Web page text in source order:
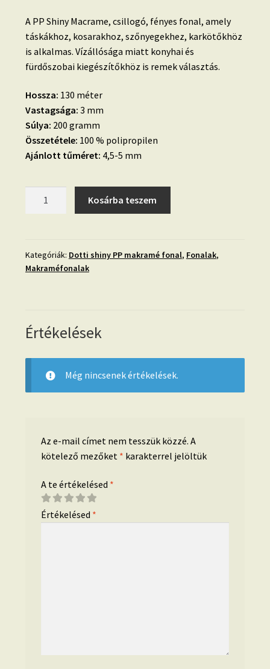
A PP Shiny Macrame, csillogó, fényes fonal, amely
táskákhoz, kosarakhoz, szőnyegekhez, karkötőkhöz
is alkalmas. Vízállósága miatt konyhai és
fürdőszobai kiegészítőkhöz is remek választás.
Hossza: 130 méter
Vastagsága: 3 mm
Súlya: 200 gramm
Összetétele: 100 % polipropilen
Ajánlott tűméret: 4,5-5 mm
-
PP
mennyiség
Kosárba teszem
Kategóriák: Dotti shiny PP makramé fonal, Fonalak,
Makraméfonalak
Értékelések
Még nincsenek értékelések.
Az e-mail címet nem tesszük közzé. A
kötelező mezőket * karakterrel jelöltük
A te értékelésed *
Értékelésed *